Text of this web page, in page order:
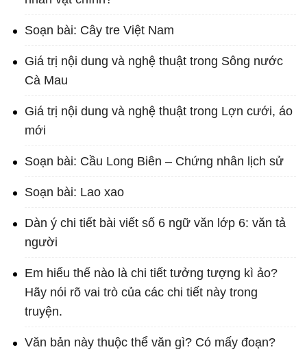
Soạn bài: Cây tre Việt Nam
Giá trị nội dung và nghệ thuật trong Sông nước
Cà Mau
Giá trị nội dung và nghệ thuật trong Lợn cưới, áo
mới
Soạn bài: Cầu Long Biên – Chứng nhân lịch sử
Soạn bài: Lao xao
Dàn ý chi tiết bài viết số 6 ngữ văn lớp 6: văn tả
người
Em hiểu thế nào là chi tiết tưởng tượng kì ảo?
Hãy nói rõ vai trò của các chi tiết này trong
truyện.
Văn bản này thuộc thể văn gì? Có mấy đoạn?